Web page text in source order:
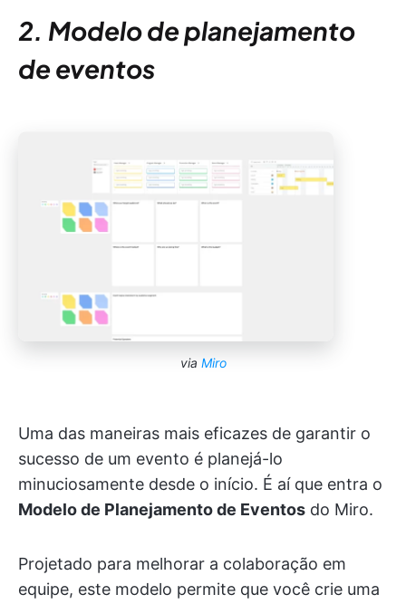
2. Modelo de planejamento
de eventos
via Miro
Uma das maneiras mais eficazes de garantir o
sucesso de um evento é planejá-lo
minuciosamente desde o início. É aí que entra o
Modelo de Planejamento de Eventos do Miro.
Projetado para melhorar a colaboração em
equipe, este modelo permite que você crie uma